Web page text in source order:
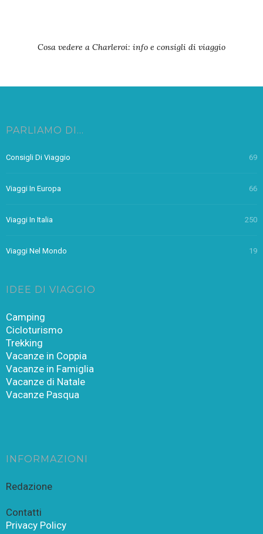
Cosa vedere a Charleroi: info e consigli di viaggio
PARLIAMO DI…
Consigli Di Viaggio 69
Viaggi In Europa 66
Viaggi In Italia 250
Viaggi Nel Mondo 19
IDEE DI VIAGGIO
Camping
Cicloturismo
Trekking
Vacanze in Coppia
Vacanze in Famiglia
Vacanze di Natale
Vacanze Pasqua
INFORMAZIONI
Redazione
Contatti
Privacy Policy